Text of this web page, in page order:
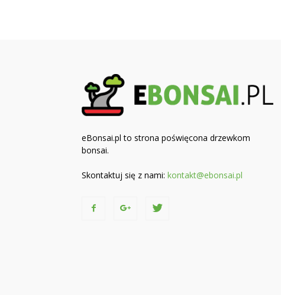
eBonsai.pl to strona poświęcona drzewkom
bonsai.
Skontaktuj się z nami: kontakt@ebonsai.pl